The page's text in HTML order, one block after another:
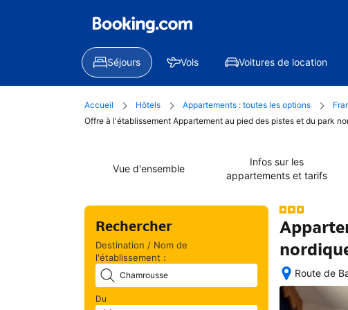
Séjours Vols Voitures de location
Accueil Hôtels Appartements : toutes les options
Offre à l'établissement Appartement au pied des pistes et du park
Vue d'ensemble
Infos sur les
appartements et tarifs
Rechercher
Destination / Nom de
l'établissement :
Du
Route de
Excellente